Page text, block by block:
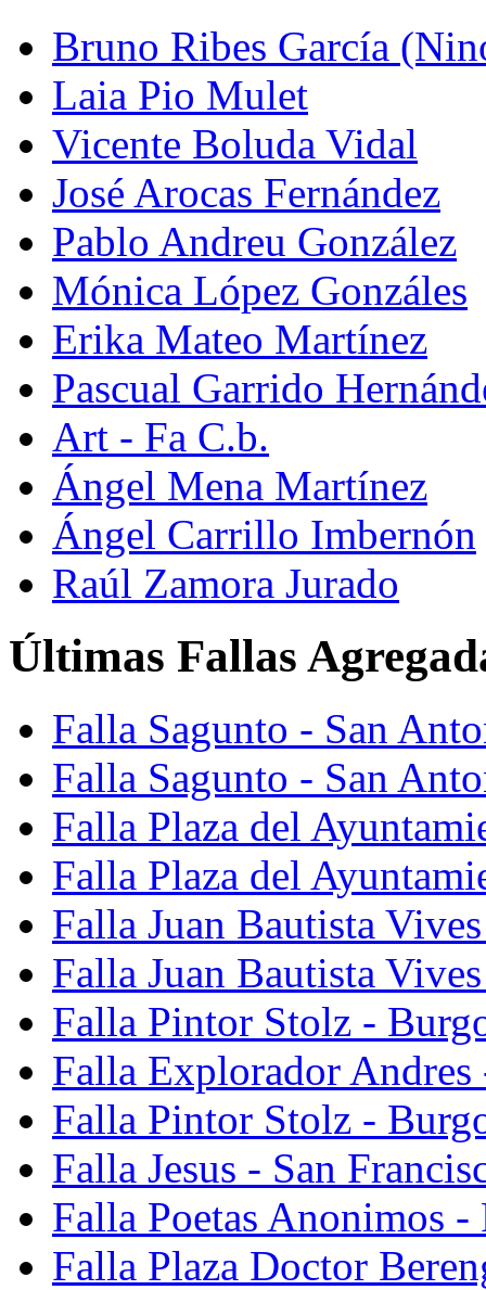
Bruno Ribes García
Laia Pio Mulet
Vicente Boluda Vidal
José Arocas Fernández
Pablo Andreu González
Mónica López Gonzáles
Erika Mateo Martínez
Pascual Garrido
Art - Fa C.b.
Ángel Mena Martínez
Ángel Carrillo Imbernón
Raúl Zamora Jurado
Últimas Fallas
Falla Sagunto - San
Falla Sagunto - San
Falla Plaza del
Falla Plaza del
Falla Juan Bautista
Falla Juan Bautista
Falla Pintor Stolz -
Falla Explorador Andres
Falla Pintor Stolz -
Falla Jesus - San
Falla Poetas Anonimos
Falla Plaza Doctor